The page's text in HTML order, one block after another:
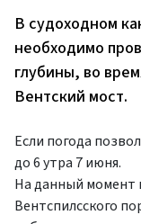
В судоходном
необходимо
глубины, во
Вентский мост.
Если погода
до 6 утра 7 июня.
На данный момент
Вентспилсского